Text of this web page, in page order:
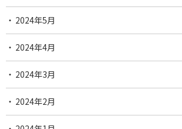
2024年5月
2024年4月
2024年3月
2024年2月